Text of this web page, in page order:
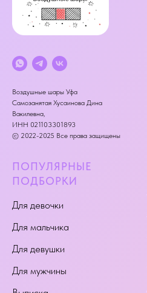
Воздушные шары Уфа
Самозанятая Хусаинова Дина
Вакилевна,
ИНН 021103301893
© 2022-2025 Все права защищены
ПОПУЛЯРНЫЕ
ПОДБОРКИ
Для девочки
Для мальчика
Для девушки
Для мужчины